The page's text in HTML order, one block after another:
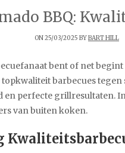
BBQ:
ON 25/03/2025 BYBART HILL
bent of net
topkwaliteit barbecues
en perfecte grillresultaten.
van buiten koken.